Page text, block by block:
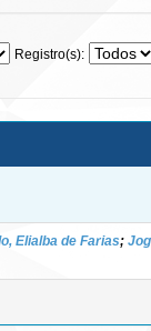
Registro(s):
Elialba de Farias;